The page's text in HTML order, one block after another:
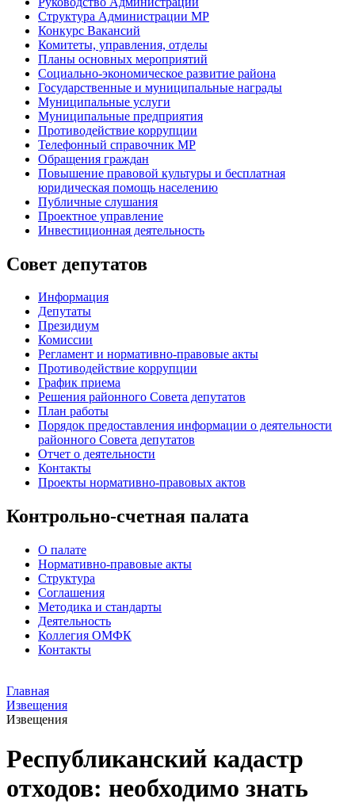
Структура Администрации МР
Конкурс Вакансий
Комитеты, управления, отделы
Планы основных мероприятий
Социально-экономическое развитие района
Государственные и муниципальные награды
Муниципальные услуги
Муниципальные предприятия
Противодействие коррупции
Телефонный справочник МР
Обращения граждан
Повышение правовой культуры и бесплатная
юридическая помощь населению
Публичные слушания
Проектное управление
Инвестиционная деятельность
Совет депутатов
Информация
Депутаты
Президиум
Комиссии
Регламент и нормативно-правовые акты
Противодействие коррупции
График приема
Решения районного Совета депутатов
План работы
Порядок предоставления информации о деятельности
районного Совета депутатов
Отчет о деятельности
Контакты
Проекты нормативно-правовых актов
Контрольно-счетная палата
О палате
Нормативно-правовые акты
Структура
Соглашения
Методика и стандарты
Деятельность
Коллегия ОМФК
Контакты
Главная
Извещения
Извещения
Республиканский кадастр
отходов: необходимо знать